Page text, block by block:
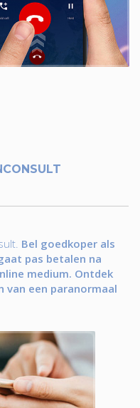
Bel goedkoper als
pas betalen na
medium. Ontdek
van een paranormaal